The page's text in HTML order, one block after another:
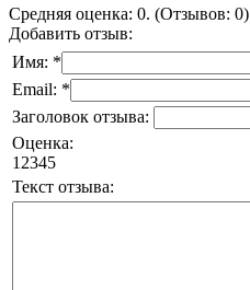
Средняя оценка: 0. (Отзывов: 0)
Добавить отзыв:
Имя: *
Email: *
Заголовок отзыва:
Оценка:
1 2345
Текст отзыва: